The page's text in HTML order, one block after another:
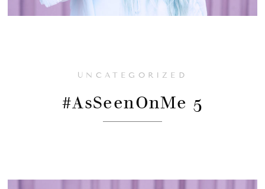
UNCATEGORIZED
#AsSeenOnMe 5